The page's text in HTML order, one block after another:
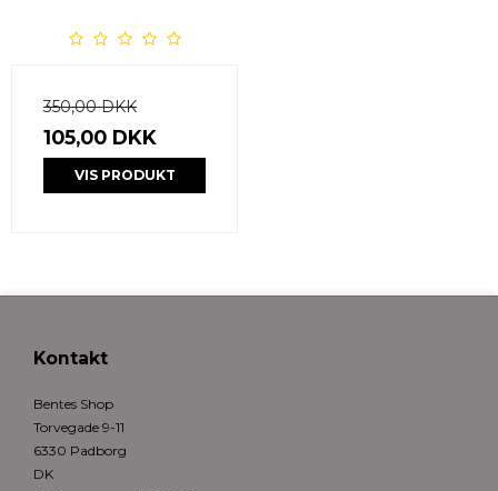
350,00 DKK
105,00 DKK
VIS PRODUKT
Kontakt
Bentes Shop
Torvegade 9-11
6330 Padborg
DK